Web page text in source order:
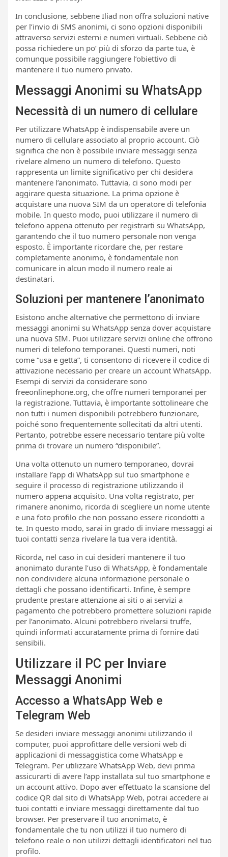
In conclusione, sebbene Iliad non offra soluzioni native
per l’invio di SMS anonimi, ci sono opzioni disponibili
attraverso servizi esterni e numeri virtuali. Sebbene ciò
possa richiedere un po’ più di sforzo da parte tua, è
comunque possibile raggiungere l’obiettivo di
mantenere il tuo numero privato.
Messaggi Anonimi su WhatsApp
Necessità di un numero di cellulare
Per utilizzare WhatsApp è indispensabile avere un
numero di cellulare associato al proprio account. Ciò
significa che non è possibile inviare messaggi senza
rivelare almeno un numero di telefono. Questo
rappresenta un limite significativo per chi desidera
mantenere l’anonimato. Tuttavia, ci sono modi per
aggirare questa situazione. La prima opzione è
acquistare una nuova SIM da un operatore di telefonia
mobile. In questo modo, puoi utilizzare il numero di
telefono appena ottenuto per registrarti su WhatsApp,
garantendo che il tuo numero personale non venga
esposto. È importante ricordare che, per restare
completamente anonimo, è fondamentale non
comunicare in alcun modo il numero reale ai
destinatari.
Soluzioni per mantenere l’anonimato
Esistono anche alternative che permettono di inviare
messaggi anonimi su WhatsApp senza dover acquistare
una nuova SIM. Puoi utilizzare servizi online che offrono
numeri di telefono temporanei. Questi numeri, noti
come “usa e getta”, ti consentono di ricevere il codice di
attivazione necessario per creare un account WhatsApp.
Esempi di servizi da considerare sono
freeonlinephone.org, che offre numeri temporanei per
la registrazione. Tuttavia, è importante sottolineare che
non tutti i numeri disponibili potrebbero funzionare,
poiché sono frequentemente sollecitati da altri utenti.
Pertanto, potrebbe essere necessario tentare più volte
prima di trovare un numero “disponibile”.
Una volta ottenuto un numero temporaneo, dovrai
installare l’app di WhatsApp sul tuo smartphone e
seguire il processo di registrazione utilizzando il
numero appena acquisito. Una volta registrato, per
rimanere anonimo, ricorda di scegliere un nome utente
e una foto profilo che non possano essere ricondotti a
te. In questo modo, sarai in grado di inviare messaggi ai
tuoi contatti senza rivelare la tua vera identità.
Ricorda, nel caso in cui desideri mantenere il tuo
anonimato durante l’uso di WhatsApp, è fondamentale
non condividere alcuna informazione personale o
dettagli che possano identificarti. Infine, è sempre
prudente prestare attenzione ai siti o ai servizi a
pagamento che potrebbero promettere soluzioni rapide
per l’anonimato. Alcuni potrebbero rivelarsi truffe,
quindi informati accuratamente prima di fornire dati
sensibili.
Utilizzare il PC per Inviare
Messaggi Anonimi
Accesso a WhatsApp Web e
Telegram Web
Se desideri inviare messaggi anonimi utilizzando il
computer, puoi approfittare delle versioni web di
applicazioni di messaggistica come WhatsApp e
Telegram. Per utilizzare WhatsApp Web, devi prima
assicurarti di avere l’app installata sul tuo smartphone e
un account attivo. Dopo aver effettuato la scansione del
codice QR dal sito di WhatsApp Web, potrai accedere ai
tuoi contatti e inviare messaggi direttamente dal tuo
browser. Per preservare il tuo anonimato, è
fondamentale che tu non utilizzi il tuo numero di
telefono reale o non utilizzi dettagli identificatori nel tuo
profilo.